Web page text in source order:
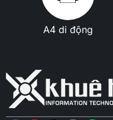
A4 di động